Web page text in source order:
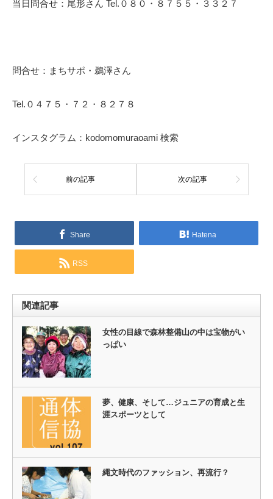
当日問合せ：尾形さん Tel.０８０・８７５５・３３２７
問合せ：まちサポ・鵜澤さん
Tel.０４７５・７２・８２７８
インスタグラム：kodomomuraoami 検索
前の記事 次の記事
Share Hatena
RSS
関連記事
女性の目線で森林整備山の中は宝物がい
っぱい
夢、健康、そして…ジュニアの育成と生
涯スポーツとして
縄文時代のファッション、再流行？